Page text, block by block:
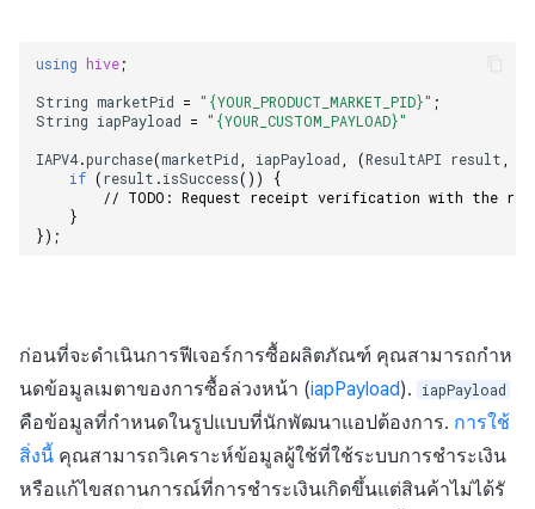
using hive;
String marketPid = "{YOUR_PRODUCT_MARKET_PID}" ;
String iapPayload = "{YOUR_CUSTOM_PAYLOAD}"
IAPV4.purchase(marketPid iapPayload (ResultAPI result
if (result .isSuccess())
{
// TODO: Request receipt verification with the
}
});
ก่อนที่จะดำเนินการฟีเจอร์การซื้อผลิตภัณฑ์ คุณสามารถกำห
นดข้อมูลเมตาของการซื้อล่วงหน้า (iapPayload). iapPayload
คือข้อมูลที่กำหนดในรูปแบบที่นักพัฒนาแอปต้องการ. การใช้
สิ่งนี้ คุณสามารถวิเคราะห์ข้อมูลผู้ใช้ที่ใช้ระบบการชำระเงิน
หรือแก้ไขสถานการณ์ที่การชำระเงินเกิดขึ้นแต่สินค้าไม่ได้รั